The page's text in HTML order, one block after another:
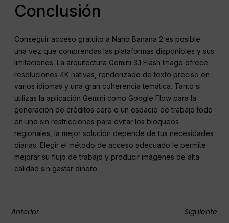
Conclusión
Conseguir acceso gratuito a Nano Banana 2 es posible
una vez que comprendas las plataformas disponibles y sus
limitaciones. La arquitectura Gemini 3.1 Flash Image ofrece
resoluciones 4K nativas, renderizado de texto preciso en
varios idiomas y una gran coherencia temática. Tanto si
utilizas la aplicación Gemini como Google Flow para la
generación de créditos cero o un espacio de trabajo todo
en uno sin restricciones para evitar los bloqueos
regionales, la mejor solución depende de tus necesidades
diarias. Elegir el método de acceso adecuado le permite
mejorar su flujo de trabajo y producir imágenes de alta
calidad sin gastar dinero.
Anterior Siguiente